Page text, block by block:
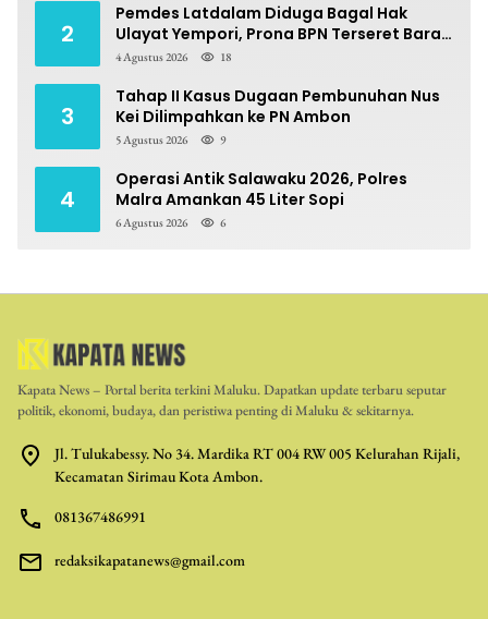
2
Pemdes Latdalam Diduga Bagal Hak
Ulayat Yempori, Prona BPN Terseret Bara
Sengketa
4 Agustus 2026 18
3
Tahap II Kasus Dugaan Pembunuhan Nus
Kei Dilimpahkan ke PN Ambon
5 Agustus 2026 9
4
Operasi Antik Salawaku 2026, Polres
Malra Amankan 45 Liter Sopi
6 Agustus 2026 6
Kapata News – Portal berita terkini Maluku. Dapatkan update terbaru seputar
politik, ekonomi, budaya, dan peristiwa penting di Maluku & sekitarnya.
Jl. Tulukabessy. No 34. Mardika RT 004 RW 005 Kelurahan Rijali,
Kecamatan Sirimau Kota Ambon.
081367486991
redaksikapatanews@gmail.com